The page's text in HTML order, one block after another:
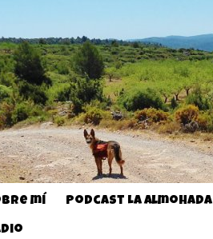
mí Podcast La almohada